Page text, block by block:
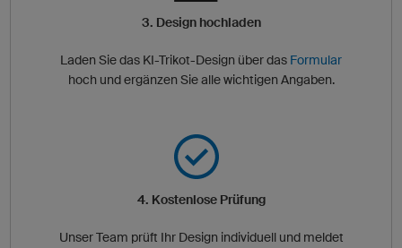
3. Design hochladen
Laden Sie das KI-Trikot-Design über das Formular
hoch und ergänzen Sie alle wichtigen Angaben.
4. Kostenlose Prüfung
Unser Team prüft Ihr Design individuell und meldet